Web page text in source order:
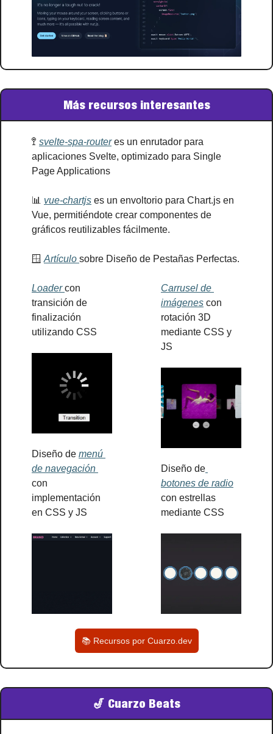
Más recursos interesantes
🚏 svelte-spa-router es un enrutador para
aplicaciones Svelte, optimizado para Single
Page Applications
📊 vue-chartjs es un envoltorio para Chart.js en
Vue, permitiéndote crear componentes de
gráficos reutilizables fácilmente.
🪟 Artículo sobre Diseño de Pestañas Perfectas.
Loader con
transición de
finalización
utilizando CSS
Diseño de menú
con
implementación
en CSS y JS
Carrusel de
imágenes con
rotación 3D
mediante CSS y
JS
Diseño de
botones de radio
con estrellas
mediante CSS
📚 Recursos por Cuarzo.dev
🎷 Cuarzo Beats